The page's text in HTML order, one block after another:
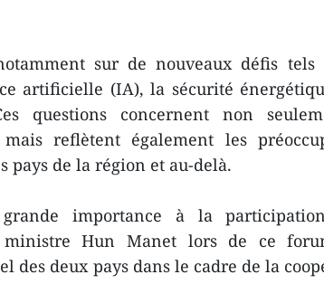
sur de nouveaux défis
artificielle (IA), la sécurité
questions concernent non
reflètent également les
pays de la région et au-delà.
importance à la
ministre Hun Manet lors de ce
des deux pays dans le cadre de la